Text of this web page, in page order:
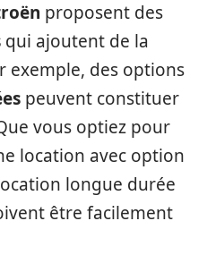
proposent des
qui ajoutent de la
exemple, des options
peuvent constituer
vous optiez pour
location avec option
longue durée
être facilement